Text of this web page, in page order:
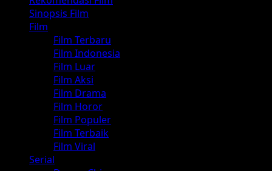
Sinopsis Film
Film
Film Terbaru
Film Indonesia
Film Luar
Film Aksi
Film Drama
Film Horor
Film Populer
Film Terbaik
Film Viral
Serial